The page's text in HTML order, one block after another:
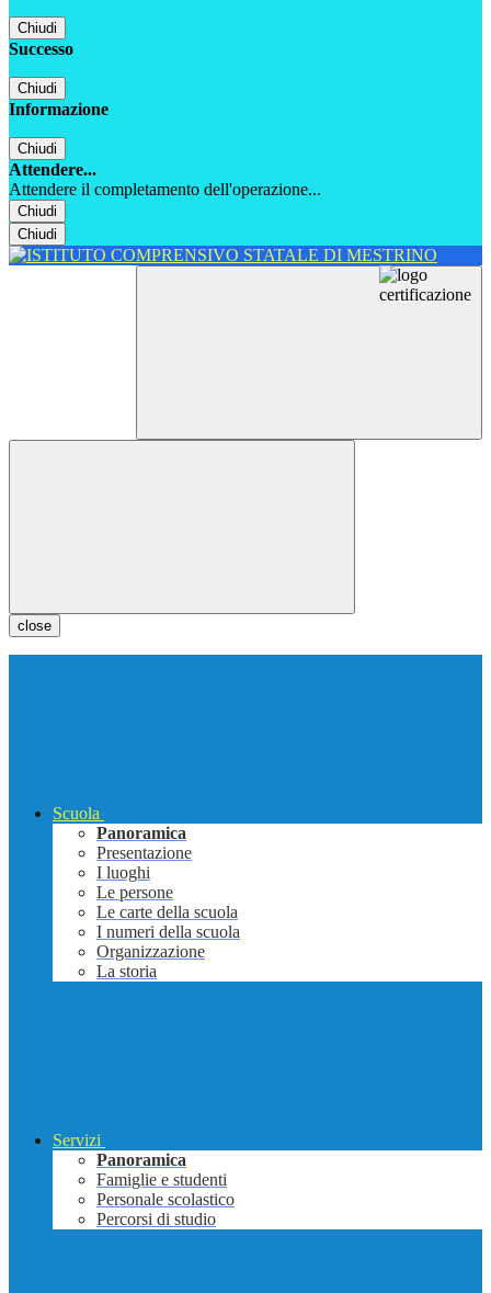
Chiudi
Successo
Chiudi
Informazione
Chiudi
Attendere...
Attendere il completamento dell'operazione...
Chiudi
Chiudi
close
Scuola
Panoramica
Presentazione
I luoghi
Le persone
Le carte della scuola
I numeri della scuola
Organizzazione
La storia
Servizi
Panoramica
Famiglie e studenti
Personale scolastico
Percorsi di studio